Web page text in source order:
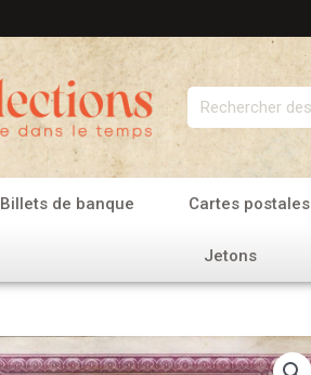
Rechercher
Billets de banque Cartes postales
Jetons